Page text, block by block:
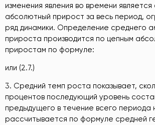
изменения явления во времени является
абсолютный прирост за весь период,
ряд динамики. Определение среднего
прироста производится по цепным
приростам по формуле:
или (2.7.)
3. Средний темп роста показывает,
процентов последующий уровень
предыдущего в течение всего периода
рассчитывается по формуле средней